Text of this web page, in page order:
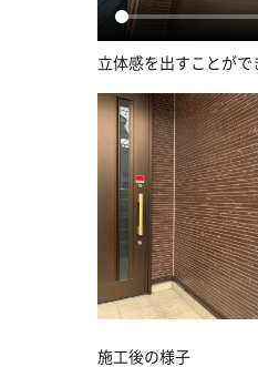
立体感を出すことがで
施工後の様子